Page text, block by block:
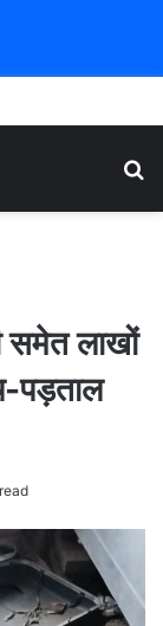
समेत लाखों
पड़ताल